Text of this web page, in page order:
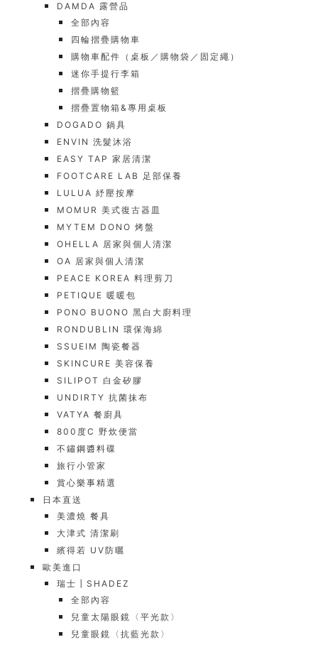
DAMDA 露營品
全部內容
四輪摺疊購物車
購物車配件（桌板／購物袋／固定繩）
迷你手提行李箱
摺疊購物籃
摺疊置物箱&專用桌板
DOGADO 鍋具
ENVIN 洗髮沐浴
EASY TAP 家居清潔
FOOTCARE LAB 足部保養
LULUA 紓壓按摩
MOMUR 美式復古器皿
MYTEM DONO 烤盤
OHELLA 居家與個人清潔
OA 居家與個人清潔
PEACE KOREA 料理剪刀
PETIQUE 暖暖包
PONO BUONO 黑白大廚料理
RONDUBLIN 環保海綿
SSUEIM 陶瓷餐器
SKINCURE 美容保養
SILIPOT 白金矽膠
UNDIRTY 抗菌抹布
VATYA 餐廚具
800度C 野炊便當
不鏽鋼醬料碟
旅行小管家
賞心樂事精選
日本直送
美濃燒 餐具
大津式 清潔刷
繽得若 UV防曬
歐美進口
瑞士┃SHADEZ
全部內容
兒童太陽眼鏡〈平光款〉
兒童眼鏡〈抗藍光款〉